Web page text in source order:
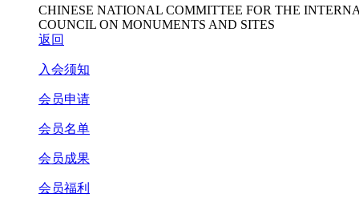
CHINESE NATIONAL COMMITTEE FOR THE
COUNCIL ON MONUMENTS AND SITES
返回
入会须知
会员申请
会员名单
会员成果
会员福利